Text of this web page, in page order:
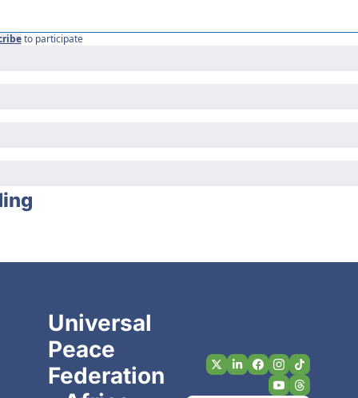
to participate
Universal
Peace
Federation